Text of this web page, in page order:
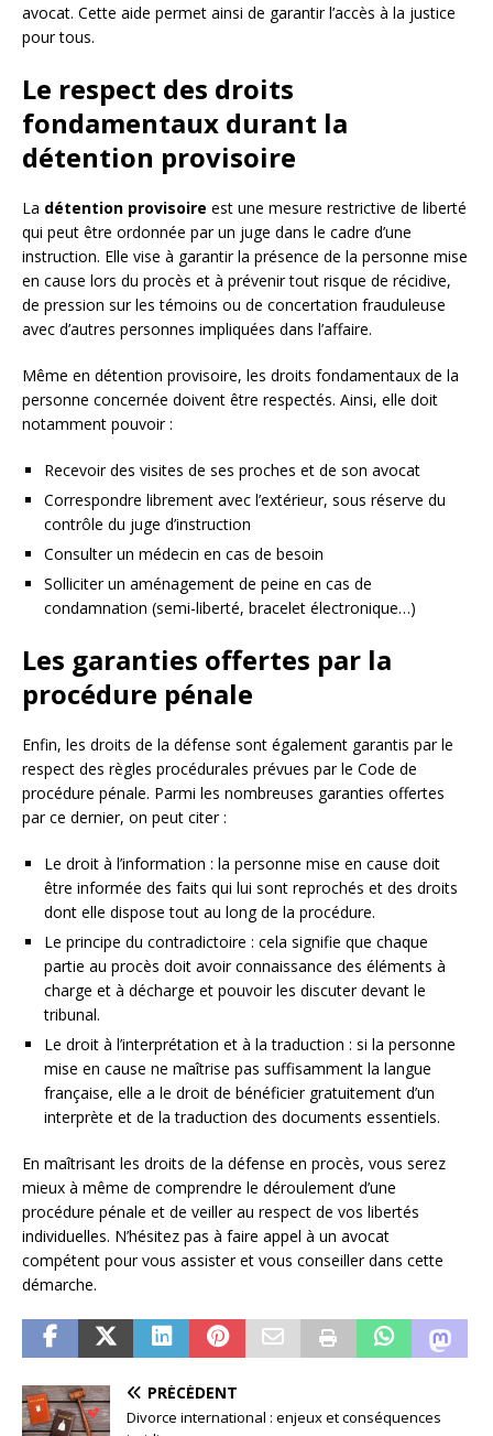
avocat. Cette aide permet ainsi de garantir l’accès à la justice
pour tous.
Le respect des droits
fondamentaux durant la
détention provisoire
La détention provisoire est une mesure restrictive de liberté
qui peut être ordonnée par un juge dans le cadre d’une
instruction. Elle vise à garantir la présence de la personne mise
en cause lors du procès et à prévenir tout risque de récidive,
de pression sur les témoins ou de concertation frauduleuse
avec d’autres personnes impliquées dans l’affaire.
Même en détention provisoire, les droits fondamentaux de la
personne concernée doivent être respectés. Ainsi, elle doit
notamment pouvoir :
Recevoir des visites de ses proches et de son avocat
Correspondre librement avec l’extérieur, sous réserve du
contrôle du juge d’instruction
Consulter un médecin en cas de besoin
Solliciter un aménagement de peine en cas de
condamnation (semi-liberté, bracelet électronique…)
Les garanties offertes par la
procédure pénale
Enfin, les droits de la défense sont également garantis par le
respect des règles procédurales prévues par le Code de
procédure pénale. Parmi les nombreuses garanties offertes
par ce dernier, on peut citer :
Le droit à l’information : la personne mise en cause doit
être informée des faits qui lui sont reprochés et des droits
dont elle dispose tout au long de la procédure.
Le principe du contradictoire : cela signifie que chaque
partie au procès doit avoir connaissance des éléments à
charge et à décharge et pouvoir les discuter devant le
tribunal.
Le droit à l’interprétation et à la traduction : si la personne
mise en cause ne maîtrise pas suffisamment la langue
française, elle a le droit de bénéficier gratuitement d’un
interprète et de la traduction des documents essentiels.
En maîtrisant les droits de la défense en procès, vous serez
mieux à même de comprendre le déroulement d’une
procédure pénale et de veiller au respect de vos libertés
individuelles. N’hésitez pas à faire appel à un avocat
compétent pour vous assister et vous conseiller dans cette
démarche.
PRÉCÉDENT
Divorce international : enjeux et conséquences